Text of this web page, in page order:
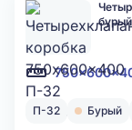
бурый
П-32 Бурый